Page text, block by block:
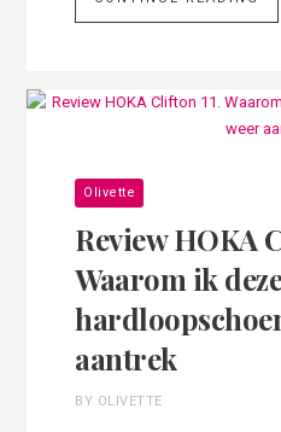
Olivette
Review HOKA
Waarom ik
aantrek
BY OLIVETTE